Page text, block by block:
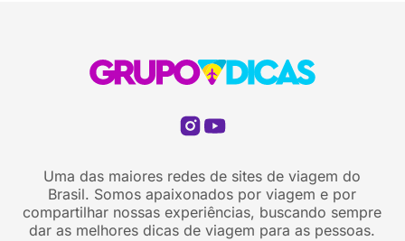
Uma das maiores redes de sites de viagem do
Brasil. Somos apaixonados por viagem e por
compartilhar nossas experiências, buscando sempre
dar as melhores dicas de viagem para as pessoas.